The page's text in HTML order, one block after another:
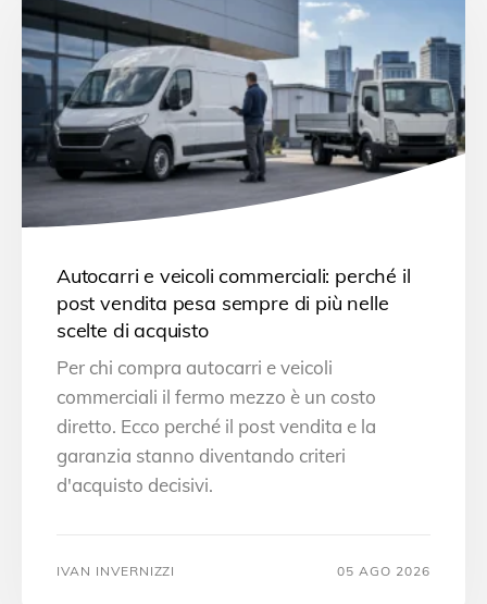
Autocarri e veicoli commerciali: perché il
post vendita pesa sempre di più nelle
scelte di acquisto
Per chi compra autocarri e veicoli
commerciali il fermo mezzo è un costo
diretto. Ecco perché il post vendita e la
garanzia stanno diventando criteri
d'acquisto decisivi.
IVAN INVERNIZZI 05 AGO 2026